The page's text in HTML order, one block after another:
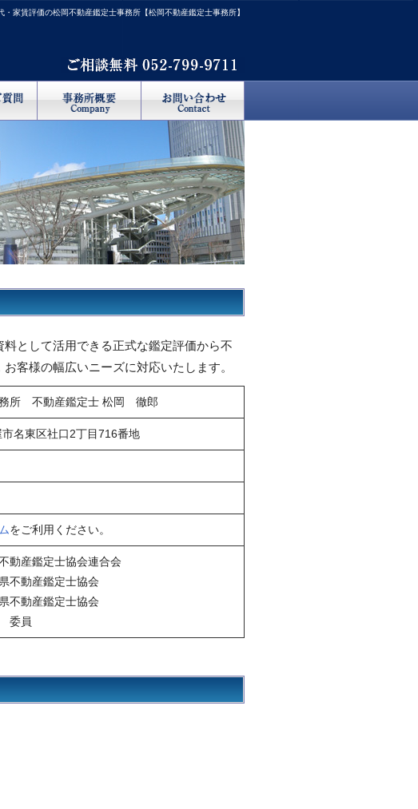
・家賃評価の松岡不動産鑑定士事務所【松岡不動産鑑定士事務所】
として活用できる正式な鑑定評価から不
客様の幅広いニーズに対応いたします。
務所 不動産鑑定士 松岡 徹郎
名東区社口2丁目716番地
をご利用ください。
動産鑑定士協会連合会
不動産鑑定士協会
不動産鑑定士協会
委員